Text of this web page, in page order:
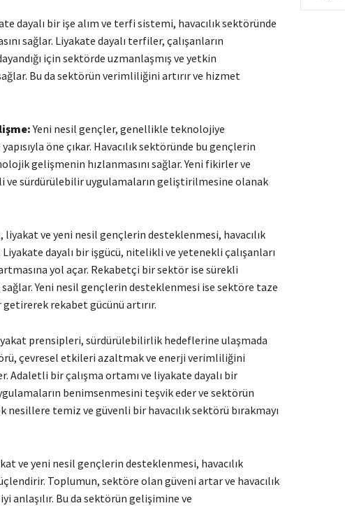
dayalı bir işe alım ve terfi sistemi, havacılık sektöründe
sağlar. Liyakate dayalı terfiler, çalışanların
için sektörde uzmanlaşmış ve yetkin
Bu da sektörün verimliliğini artırır ve hizmet
Yeni nesil gençler, genellikle teknolojiye
öne çıkar. Havacılık sektöründe bu gençlerin
gelişmenin hızlanmasını sağlar. Yeni fikirler ve
ve sürdürülebilir uygulamaların geliştirilmesine olanak
liyakat ve yeni nesil gençlerin desteklenmesi, havacılık
dayalı bir işgücü, nitelikli ve yetenekli çalışanları
yol açar. Rekabetçi bir sektör ise sürekli
Yeni nesil gençlerin desteklenmesi ise sektöre taze
getirerek rekabet gücünü artırır.
prensipleri, sürdürülebilirlik hedeflerine ulaşmada
çevresel etkileri azaltmak ve enerji verimliliğini
Adaletli bir çalışma ortamı ve liyakate dayalı bir
benimsenmesini teşvik eder ve sektörün
temiz ve güvenli bir havacılık sektörü bırakmayı
ve yeni nesil gençlerin desteklenmesi, havacılık
Toplumun, sektöre olan güveni artar ve havacılık
anlaşılır. Bu da sektörün gelişimine ve